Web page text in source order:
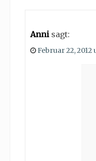
Anni sagt:
Februar 22, 2012